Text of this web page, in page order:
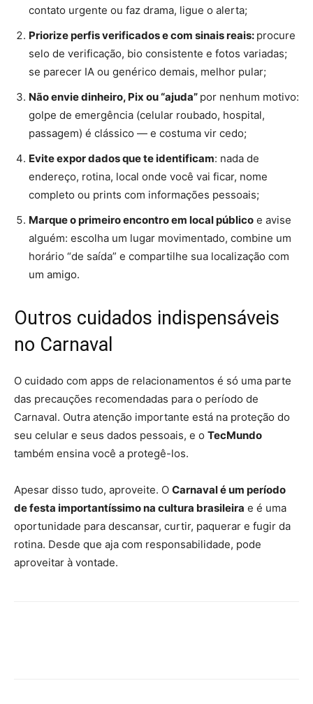
contato urgente ou faz drama, ligue o alerta;
Priorize perfis verificados e com sinais reais: procure
selo de verificação, bio consistente e fotos variadas;
se parecer IA ou genérico demais, melhor pular;
Não envie dinheiro, Pix ou “ajuda” por nenhum motivo:
golpe de emergência (celular roubado, hospital,
passagem) é clássico — e costuma vir cedo;
Evite expor dados que te identificam: nada de
endereço, rotina, local onde você vai ficar, nome
completo ou prints com informações pessoais;
Marque o primeiro encontro em local público e avise
alguém: escolha um lugar movimentado, combine um
horário “de saída” e compartilhe sua localização com
um amigo.
Outros cuidados indispensáveis
no Carnaval
O cuidado com apps de relacionamentos é só uma parte
das precauções recomendadas para o período de
Carnaval. Outra atenção importante está na proteção do
seu celular e seus dados pessoais, e o TecMundo
também ensina você a protegê-los.
Apesar disso tudo, aproveite. O Carnaval é um período
de festa importantíssimo na cultura brasileira e é uma
oportunidade para descansar, curtir, paquerar e fugir da
rotina. Desde que aja com responsabilidade, pode
aproveitar à vontade.